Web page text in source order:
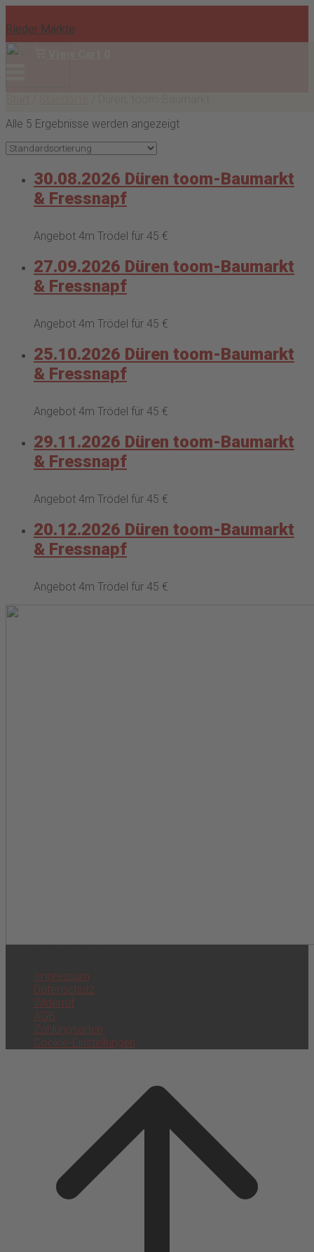
to
content
Rieder Märkte
Alle 5 Ergebnisse werden angezeigt
30.08.2026 Düren toom-Baumarkt
& Fressnapf
Angebot 4m Trödel für 45 €
27.09.2026 Düren toom-Baumarkt
& Fressnapf
Angebot 4m Trödel für 45 €
25.10.2026 Düren toom-Baumarkt
& Fressnapf
Angebot 4m Trödel für 45 €
29.11.2026 Düren toom-Baumarkt
& Fressnapf
Angebot 4m Trödel für 45 €
20.12.2026 Düren toom-Baumarkt
& Fressnapf
Angebot 4m Trödel für 45 €
Impressum
Datenschutz
Widerruf
AGB
Zahlungsarten
Cookie-Einstellungen